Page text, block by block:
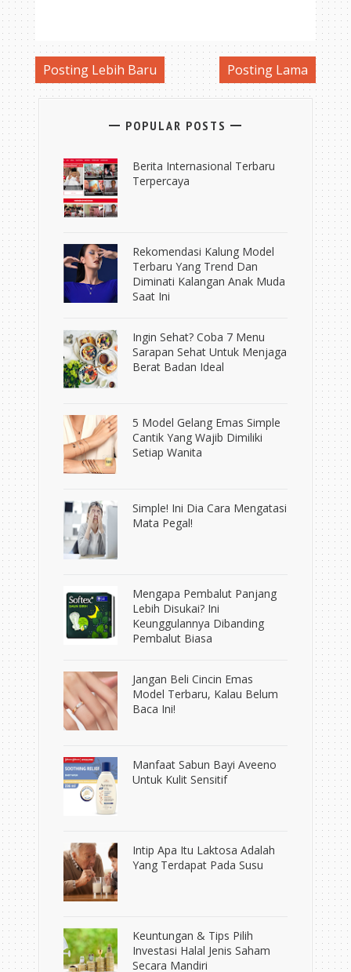
Posting Lebih Baru Posting Lama
POPULAR POSTS
Berita Internasional Terbaru
Terpercaya
Rekomendasi Kalung Model
Terbaru Yang Trend Dan
Diminati Kalangan Anak Muda
Saat Ini
Ingin Sehat? Coba 7 Menu
Sarapan Sehat Untuk Menjaga
Berat Badan Ideal
5 Model Gelang Emas Simple
Cantik Yang Wajib Dimiliki
Setiap Wanita
Simple! Ini Dia Cara Mengatasi
Mata Pegal!
Mengapa Pembalut Panjang
Lebih Disukai? Ini
Keunggulannya Dibanding
Pembalut Biasa
Jangan Beli Cincin Emas
Model Terbaru, Kalau Belum
Baca Ini!
Manfaat Sabun Bayi Aveeno
Untuk Kulit Sensitif
Intip Apa Itu Laktosa Adalah
Yang Terdapat Pada Susu
Keuntungan & Tips Pilih
Investasi Halal Jenis Saham
Secara Mandiri